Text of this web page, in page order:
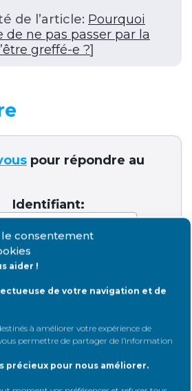
consentement
aider !
de votre navigation et de
à améliorer votre expérience de
permettre de partager de l’information
précieux pour nous améliorer.
de l’article: Pourquoi
de ne pas passer par la
greffé-e ?]
pour répondre au
Identifiant:
de passe:
connecté
Connexion